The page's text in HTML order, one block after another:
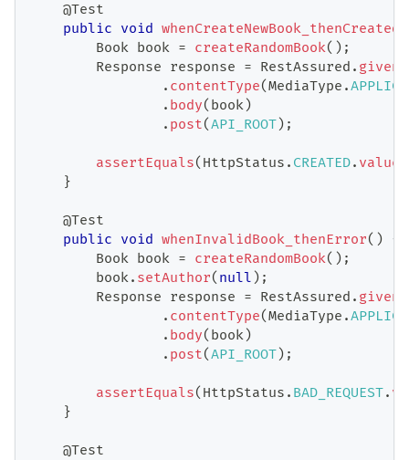
@Test
public void whenCreateNewBook_thenCreated
Book book = createRandomBook( ) ;
Response response = RestAssured . given
. contentType(MediaType .
. body( book)
. post(API_ROOT) ;
assertEquals( HttpStatus . CREATED. value
}
@Test
public void whenInvalidBook_thenError( ) {
Book book = createRandomBook( ) ;
        book
. setAuthor( null ) ;
Response response = RestAssured . given
. contentType(MediaType .
. body( book)
. post(API_ROOT) ;
assertEquals( HttpStatus . BAD_REQUEST.
}
@Test